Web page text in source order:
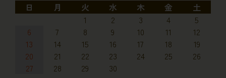
日
月 火 水 木 金
土
1
2 3 4
5
6
7 8 9 10 11
12
13
14 15 16 17 18
19
20
21 22 23 24 25
26
27
28 29 30